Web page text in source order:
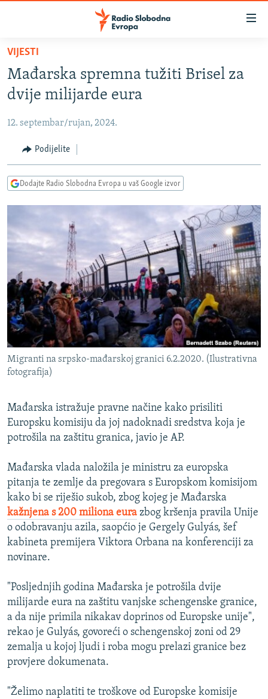
Pređite
glavni
sadržaj
Pređite
na
navigaciju
Pređite
na
VIJESTI
BOSNA I HERCEGOVINA
SRBIJA
KOSOVO
CRNA GORA
VIDEO
INFOGRAFIKE
PODCASTI
KINA NA BALKANU
RSE PRIČE IZ SVIJETA
ISPRIČAJ MI
DNEVNO@RSE
SPECIJALI RSE
VIŠE OD NASLOVA
GENOCID U SREBRENICI
TV LIBERTY
POST SCRIPTUM
TRI DECENIJE OD RATA U BIH
SVE KARTE DEJTONA
NASTANAK I RASPAD JUGOSLAVIJE
PRATITE NAS
Sve RFE/RL stranice
VIJESTI
Mađarska spremna tužiti Brisel za
dvije milijarde eura
12. septembar/rujan, 2024.
Podijelite
Dodajte Radio Slobodna Evropa u vaš Google izvor
Migranti na srpsko-mađarskoj granici 6.2.2020. (Ilustrativna
fotografija)
Mađarska istražuje pravne načine kako prisiliti
Europsku komisiju da joj nadoknadi sredstva koja je
potrošila na zaštitu granica, javio je AP.
Mađarska vlada naložila je ministru za europska
pitanja te zemlje da pregovara s Europskom komisijom
kako bi se riješio sukob, zbog kojeg je Mađarska
kažnjena s 200 miliona eura zbog kršenja pravila Unije
o odobravanju azila, saopćio je Gergely Gulyás, šef
kabineta premijera Viktora Orbana na konferenciji za
novinare.
"Posljednjih godina Mađarska je potrošila dvije
milijarde eura na zaštitu vanjske schengenske granice,
a da nije primila nikakav doprinos od Europske unije",
rekao je Gulyás, govoreći o schengenskoj zoni od 29
zemalja u kojoj ljudi i roba mogu prelazi granice bez
provjere dokumenata.
"Želimo naplatiti te troškove od Europske komisije